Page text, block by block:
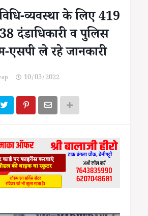
व्यवस्था के लिए 419
दंडाधिकारी व पुलिस
एसपी ले रहे जानकारी
10/03/2022